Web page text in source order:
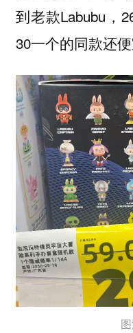
到老款Labubu，
30一个的同款还便